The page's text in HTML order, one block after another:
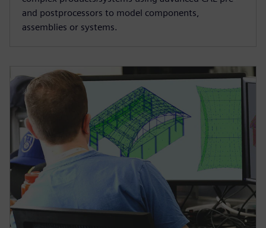
and postprocessors to model components,
assemblies or systems.